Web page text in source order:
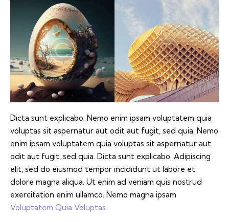
Dicta sunt explicabo. Nemo enim ipsam voluptatem quia
voluptas sit aspernatur aut odit aut fugit, sed quia. Nemo
enim ipsam voluptatem quia voluptas sit aspernatur aut
odit aut fugit, sed quia. Dicta sunt explicabo. Adipiscing
elit, sed do eiusmod tempor incididunt ut labore et
dolore magna aliqua. Ut enim ad veniam quis nostrud
exercitation enim ullamco. Nemo magna ipsam
Voluptatem Quia Voluptas.